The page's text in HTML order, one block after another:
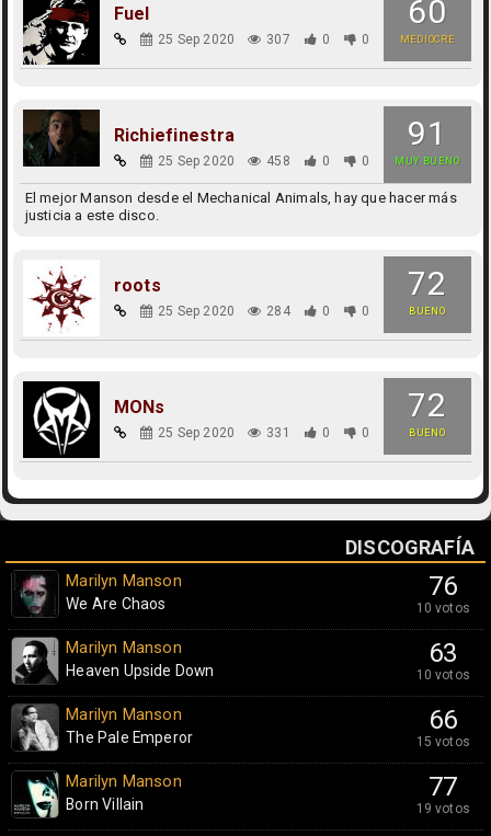
60
MEDIOCRE
Fuel
25 Sep 2020 307 0 0
91
MUY BUENO
Richiefinestra
25 Sep 2020 458 0 0
El mejor Manson desde el Mechanical Animals, hay que hacer más
justicia a este disco.
72
BUENO
roots
25 Sep 2020 284 0 0
72
BUENO
MONs
25 Sep 2020 331 0 0
DISCOGRAFÍA
76
10 votos
Marilyn Manson
We Are Chaos
63
10 votos
Marilyn Manson
Heaven Upside Down
66
15 votos
Marilyn Manson
The Pale Emperor
77
19 votos
Marilyn Manson
Born Villain